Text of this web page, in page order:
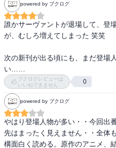
しかし慢心してない慢心王って触
れちゃうのね。まぁ復活しそうで
ムリミットありそうでなんとか広
がわかるこの5巻。6巻はかなり長
powered by ブクログ
誰かサーヴァントが退場して、登
が、むしろ増えてしまった 笑笑
次の新刊が出る頃にも、まだ登場
い……
ブクログレビューは
いいねできません
0
powered by ブクログ
やはり登場人物が多い・・今回出
先はまったく見えません・・全体
構面白く読める。原作のアニメ、